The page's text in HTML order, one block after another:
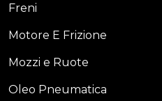
Freni
Motore E Frizione
Mozzi e Ruote
Oleo Pneumatica